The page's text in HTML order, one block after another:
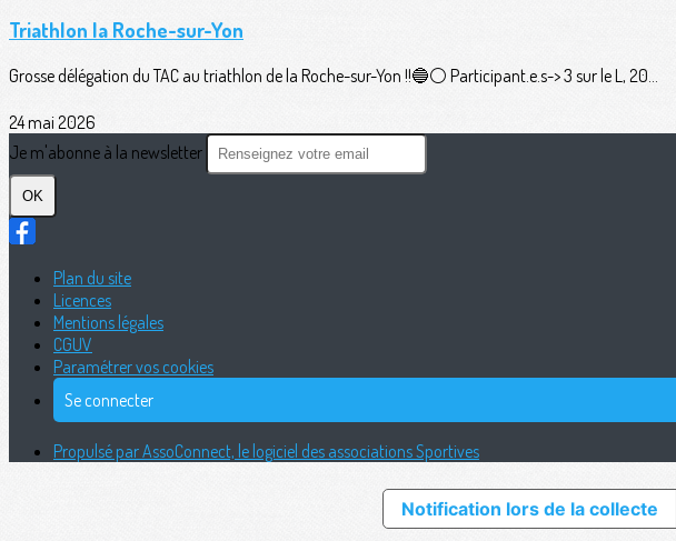
Triathlon la Roche-sur-Yon
Grosse délégation du TAC au triathlon de la Roche-sur-Yon !!🔵⚪️ Participant.e.s-> 3 sur le L, 20...
24 mai 2026
Je m'abonne à la newsletter
OK
Plan du site
Licences
Mentions légales
CGUV
Paramétrer vos cookies
Se connecter
Propulsé par AssoConnect, le logiciel des associations Sportives
Notification lors de la collecte